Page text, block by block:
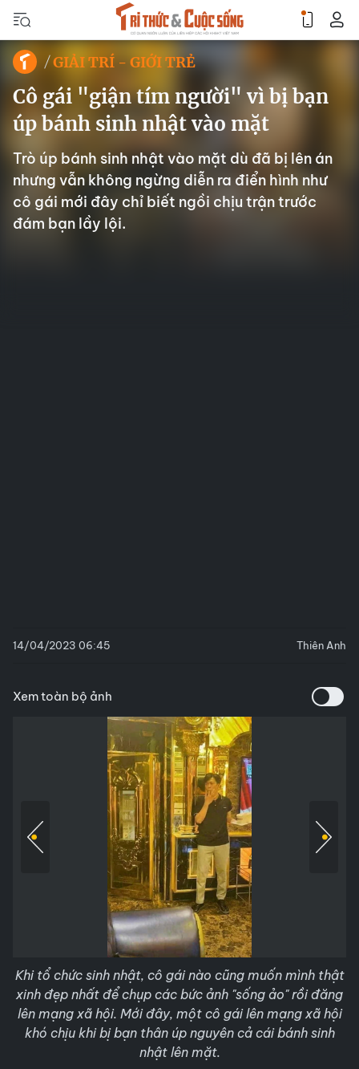
GIẢI TRÍ - GIỚI TRẺ
Cô gái "giận tím người" vì bị bạn
úp bánh sinh nhật vào mặt
Trò úp bánh sinh nhật vào mặt dù đã bị lên án
nhưng vẫn không ngừng diễn ra điển hình như
cô gái mới đây chỉ biết ngồi chịu trận trước
đám bạn lầy lội.
14/04/2023 06:45 Thiên Anh
Xem toàn bộ ảnh
Khi tổ chức sinh nhật, cô gái nào cũng muốn mình thật
xinh đẹp nhất để chụp các bức ảnh "sống ảo" rồi đăng
lên mạng xã hội. Mới đây, một cô gái lên mạng xã hội
khó chịu khi bị bạn thân úp nguyên cả cái bánh sinh
nhật lên mặt.